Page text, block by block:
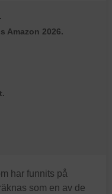
Amazon 2026.
har funnits på
som en av de